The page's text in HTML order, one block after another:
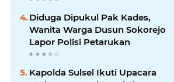
Diduga Dipukul Pak Kades,
Wanita Warga Dusun Sokorejo
Lapor Polisi Petarukan
Kapolda Sulsel Ikuti Upacara